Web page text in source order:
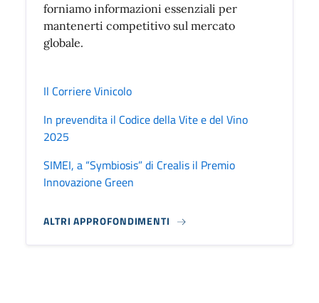
forniamo informazioni essenziali per
mantenerti competitivo sul mercato
globale.
Il Corriere Vinicolo
In prevendita il Codice della Vite e del Vino
2025
SIMEI, a “Symbiosis” di Crealis il Premio
Innovazione Green
ALTRI APPROFONDIMENTI